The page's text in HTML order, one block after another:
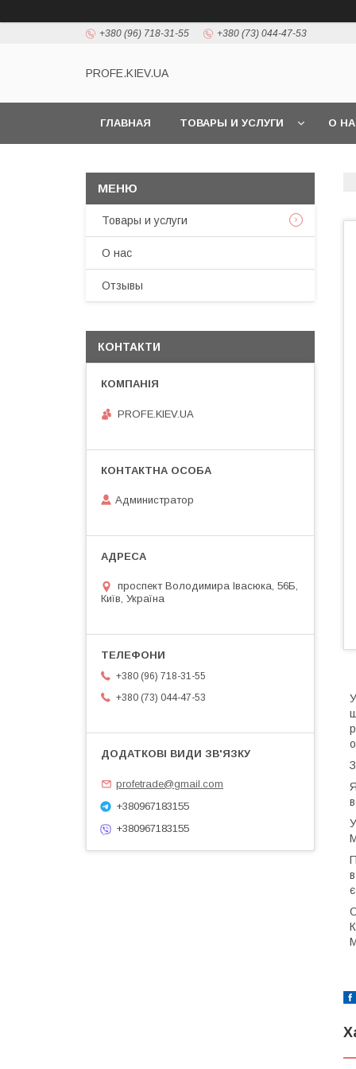
+380 (96) 718-31-55 +380 (73) 044-47-53
PROFE.KIEV.UA
ГЛАВНАЯ ТОВАРЫ И УСЛУГИ О
Товары и услуги
О нас
Отзывы
КОНТАКТИ
PROFE.KIEV.UA
Администратор
проспект Володимира Івасюка, 56Б,
Київ, Україна
+380 (96) 718-31-55
+380 (73) 044-47-53
profetrade@gmail.com
+380967183155
+380967183155